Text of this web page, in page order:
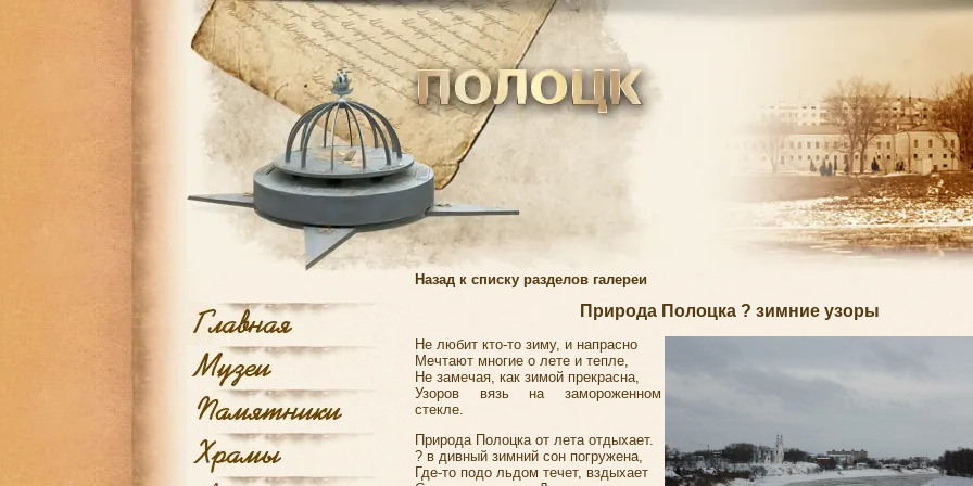
Назад к списку разделов галереи
Природа Полоцка ? зимние узоры
Не любит кто-то зиму, и напрасно
Мечтают многие о лете и тепле,
Не замечая, как зимой прекрасна,
Узоров вязь на замороженном
стекле.
Природа Полоцка от лета отдыхает.
? в дивный зимний сон погружена,
Где-то подо льдом течет, вздыхает